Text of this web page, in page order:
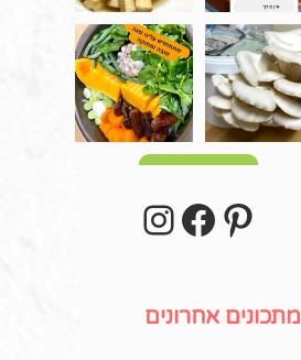
Pinterest
מתכונים אחרונים